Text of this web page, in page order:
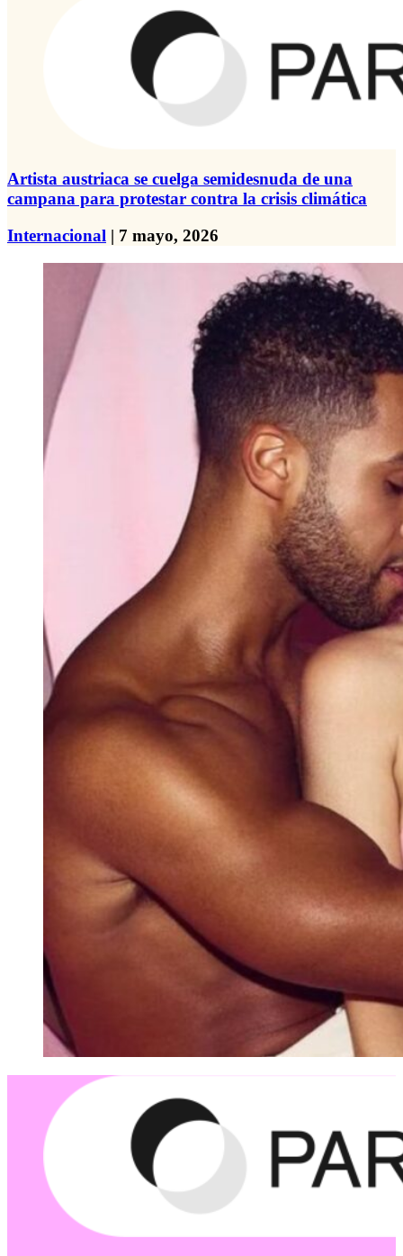
Artista austriaca se cuelga semidesnuda de una
campana para protestar contra la crisis climática
Internacional | 7 mayo, 2026